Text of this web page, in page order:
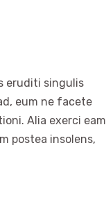
eruditi singulis
eum ne facete
Alia exerci eam
postea insolens,